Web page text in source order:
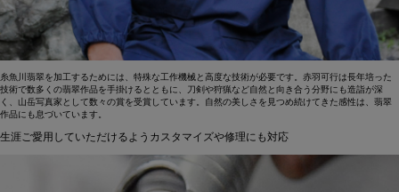
糸魚川翡翠を加工するためには、特殊な工作機械と高度な技術が必要です。赤羽可行は長年培った
技術で数多くの翡翠作品を手掛けるとともに、刀剣や狩猟など自然と向き合う分野にも造詣が深
く、山岳写真家として数々の賞を受賞しています。自然の美しさを見つめ続けてきた感性は、翡翠
作品にも息づいています。
生涯ご愛用していただけるようカスタマイズや修理にも対応